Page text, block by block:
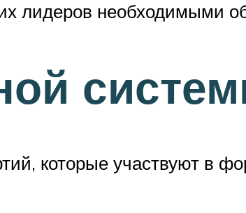
лидеров необходимыми
которые участвуют в